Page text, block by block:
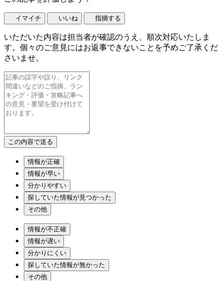
イマイチ いいね 指摘する
いただいた内容は担当者が確認のうえ、順次対応いたしま
す。個々のご意見にはお返事できないことを予めご了承くだ
さいませ。
情報が正確
情報が早い
分かりやすい
探していた情報が見つかった
その他
情報が不正確
情報が遅い
分かりにくい
探していた情報が無かった
その他